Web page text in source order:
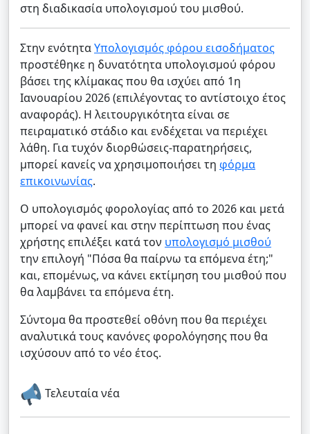
στη διαδικασία υπολογισμού του μισθού.
Στην ενότηταΥπολογισμός φόρου εισοδήματος
προστέθηκε η δυνατότητα υπολογισμού φόρου
βάσει της κλίμακας που θα ισχύει από 1η
Ιανουαρίου 2026 (επιλέγοντας το αντίστοιχο έτος
αναφοράς). Η λειτουργικότητα είναι σε
πειραματικό στάδιο και ενδέχεται να περιέχει
λάθη. Για τυχόν διορθώσεις-παρατηρήσεις,
μπορεί κανείς να χρησιμοποιήσει τη φόρμα
επικοινωνίας.
Ο υπολογισμός φορολογίας από το 2026 και μετά
μπορεί να φανεί και στην περίπτωση που ένας
χρήστης επιλέξει κατά τον υπολογισμό μισθού
την επιλογή "Πόσα θα παίρνω τα επόμενα έτη;"
και, επομένως, να κάνει εκτίμηση του μισθού που
θα λαμβάνει τα επόμενα έτη.
Σύντομα θα προστεθεί οθόνη που θα περιέχει
αναλυτικά τους κανόνες φορολόγησης που θα
ισχύσουν από το νέο έτος.
Τελευταία νέα